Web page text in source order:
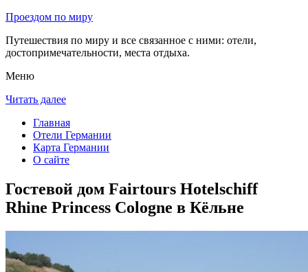
Проездом по миру
Путешествия по миру и все связанное с ними: отели,
достопримечательности, места отдыха.
Меню
Читать далее
Главная
Отели Германии
Карта Германии
О сайте
Гостевой дом Fairtours Hotelschiff
Rhine Princess Cologne в Кёльне